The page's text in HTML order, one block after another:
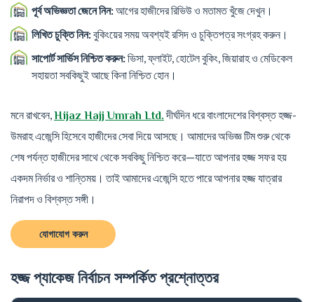
পূর্ব অভিজ্ঞতা জেনে নিন:আগের হাজীদের রিভিউ ও মতামত খুঁজে দেখুন।
লিখিত চুক্তি নিন:বুকিংয়ের সময় অবশ্যই রসিদ ও চুক্তিপত্র সংগ্রহ করুন।
সাপোর্ট সার্ভিস নিশ্চিত করুন:ভিসা, ফ্লাইট, হোটেল বুকিং, জিয়ারাহ ও মেডিকেল
সহায়তা সবকিছুই আছে কিনা নিশ্চিত হোন।
মনে রাখবেন,Hijaz Hajj Umrah Ltd.দীর্ঘদিন ধরে বাংলাদেশের বিশ্বস্ত হজ্জ-
উমরাহ এজেন্সি হিসেবে হাজীদের সেবা দিয়ে আসছে। আমাদের অভিজ্ঞ টিম শুরু থেকে
শেষ পর্যন্ত হাজীদের সাথে থেকে সবকিছু নিশ্চিত করে—যাতে আপনার হজ্জ সফর হয়
একদম নির্ভার ও শান্তিময়। তাই আমাদের এজেন্সি হতে পারে আপনার হজ্জ যাত্রার
নিরাপদ ও বিশ্বস্ত সঙ্গী।
যোগাযোগ করুন
হজ্জ প্যাকেজ নির্বাচন সম্পর্কিত প্রশ্নোত্তর